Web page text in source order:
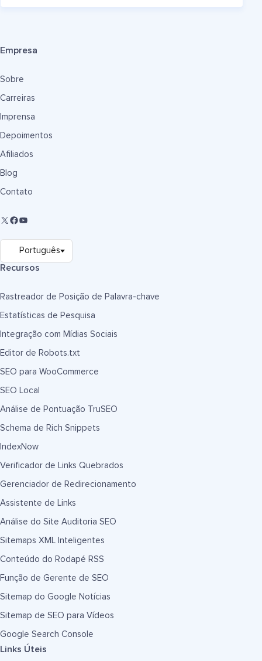
Empresa
Sobre
Carreiras
Imprensa
Depoimentos
Afiliados
Blog
Contato
Recursos
Rastreador de Posição de Palavra-chave
Estatísticas de Pesquisa
Integração com Mídias Sociais
Editor de Robots.txt
SEO para WooCommerce
SEO Local
Análise de Pontuação TruSEO
Schema de Rich Snippets
IndexNow
Verificador de Links Quebrados
Gerenciador de Redirecionamento
Assistente de Links
Análise do Site Auditoria SEO
Sitemaps XML Inteligentes
Conteúdo do Rodapé RSS
Função de Gerente de SEO
Sitemap do Google Notícias
Sitemap de SEO para Vídeos
Google Search Console
Links Úteis